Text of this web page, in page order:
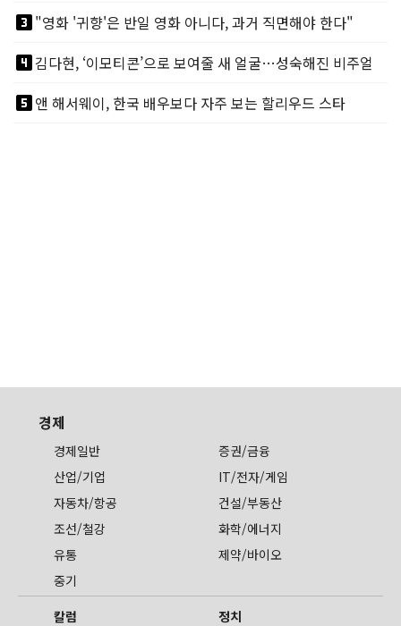
looks_3"영화 '귀향'은 반일 영화 아니다, 과거 직면해야 한다"
looks_4김다현, ‘이모티콘’으로 보여줄 새 얼굴…성숙해진 비주얼
looks_5앤 해서웨이, 한국 배우보다 자주 보는 할리우드 스타
경제
경제일반
증권/금융
산업/기업
IT/전자/게임
자동차/항공
건설/부동산
조선/철강
화학/에너지
유통
제약/바이오
중기
칼럼
정치